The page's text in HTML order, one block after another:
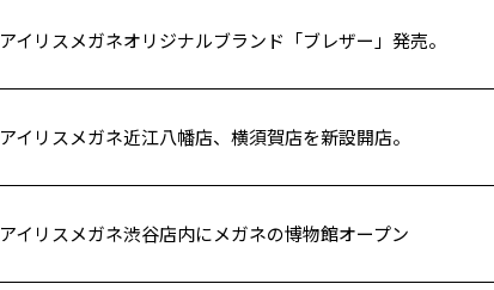
アイリスメガネオリジナルブランド「ブレザー」発売。
アイリスメガネ近江八幡店、横須賀店を新設開店。
アイリスメガネ渋谷店内にメガネの博物館オープン